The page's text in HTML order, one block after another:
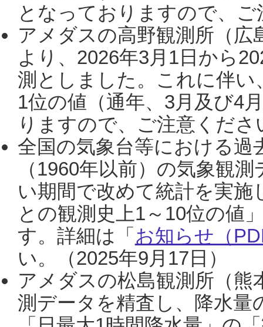
となっておりますので、
アメダスの高野観測所（
より、2026年3月1日から
測としました。これに伴い
1位の値（通年、3月及び4
りますので、ご注意くだ
全国の気象台等における過
（1960年以前）の気象観
い期間で改めて統計を実
との観測史上1～10位の値
す。詳細は「 お知らせ（
い。（2025年9月17日）
アメダスの松島観測所（熊
測データを精査し、降水